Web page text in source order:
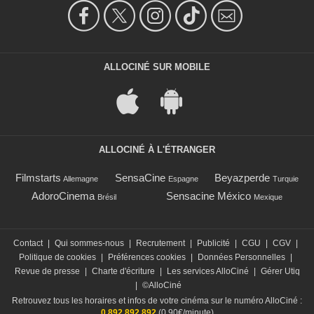
ALLOCINÉ SUR MOBILE
ALLOCINÉ À L'ÉTRANGER
Filmstarts Allemagne SensaCine Espagne Beyazperde Turquie
AdoroCinema Brésil Sensacine México Mexique
Contact | Qui sommes-nous | Recrutement | Publicité | CGU | CGV |
Politique de cookies | Préférences cookies | Données Personnelles |
Revue de presse
| Charte d'écriture | Les services AlloCiné | Gérer Utiq
| ©AlloCiné
Retrouvez tous les horaires et infos de votre cinéma sur le numéro AlloCiné :